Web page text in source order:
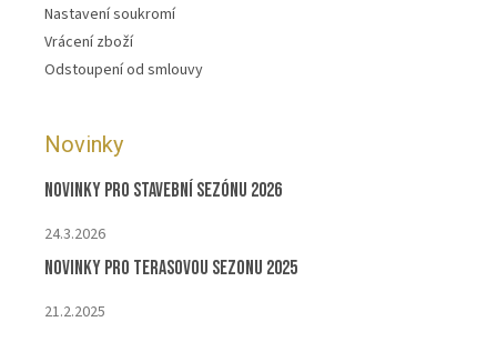
Nastavení soukromí
Vrácení zboží
Odstoupení od smlouvy
Novinky
Novinky pro stavební sezónu 2026
24.3.2026
Novinky pro terasovou sezonu 2025
21.2.2025